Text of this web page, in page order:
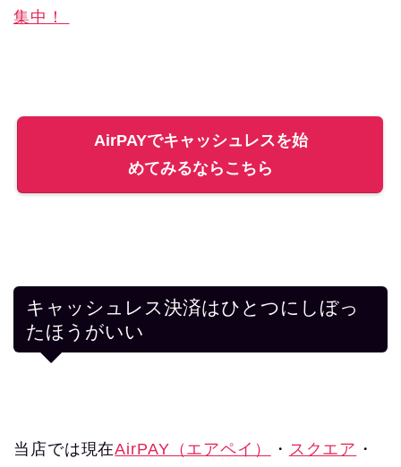
集中！
AirPAYでキャッシュレスを始
めてみるならこちら
キャッシュレス決済はひとつにしぼっ
たほうがいい
当店では現在AirPAY（エアペイ） ・ スクエア ・